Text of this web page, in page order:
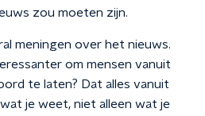
zou moeten zijn.
meningen over het nieuws.
om mensen vanuit
te laten? Dat alles vanuit
je weet, niet alleen wat je